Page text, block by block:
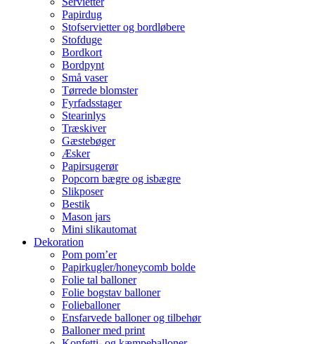
Papirdug
Stofservietter og bordløbere
Stofduge
Bordkort
Bordpynt
Små vaser
Tørrede blomster
Fyrfadsstager
Stearinlys
Træskiver
Gæstebøger
Æsker
Papirsugerør
Popcorn bægre og isbægre
Slikposer
Bestik
Mason jars
Mini slikautomat
Dekoration
Pom pom’er
Papirkugler/honeycomb bolde
Folie tal balloner
Folie bogstav balloner
Folieballoner
Ensfarvede balloner og tilbehør
Balloner med print